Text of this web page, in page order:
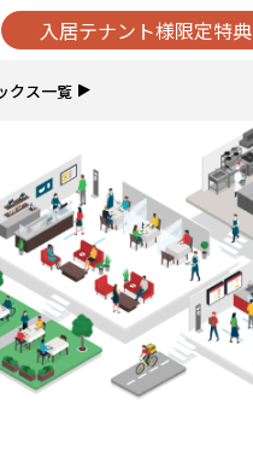
入居テナント様限定特典
クス一覧